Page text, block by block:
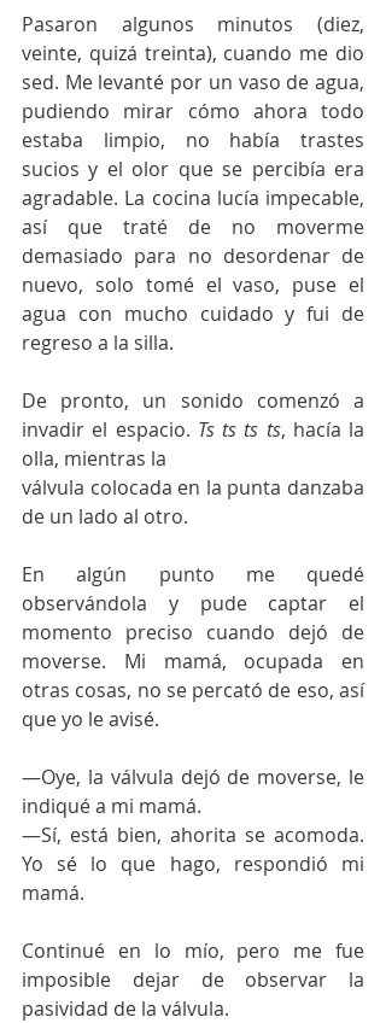
Pasaron algunos minutos (diez,
veinte, quizá treinta), cuando me dio
sed. Me levanté por un vaso de agua,
pudiendo mirar cómo ahora todo
estaba limpio, no había trastes
sucios y el olor que se percibía era
agradable. La cocina lucía impecable,
así que traté de no moverme
demasiado para no desordenar de
nuevo, solo tomé el vaso, puse el
agua con mucho cuidado y fui de
regreso a la silla.
De pronto, un sonido comenzó a
invadir el espacio. Ts ts ts ts, hacía la
olla, mientras la
válvula colocada en la punta danzaba
de un lado al otro.
En algún punto me quedé
observándola y pude captar el
momento preciso cuando dejó de
moverse. Mi mamá, ocupada en
otras cosas, no se percató de eso, así
que yo le avisé.
—Oye, la válvula dejó de moverse, le
indiqué a mi mamá.
—Sí, está bien, ahorita se acomoda.
Yo sé lo que hago, respondió mi
mamá.
Continué en lo mío, pero me fue
imposible dejar de observar la
pasividad de la válvula.